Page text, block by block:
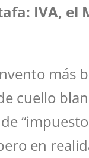
IVA, el
más
cuello
en